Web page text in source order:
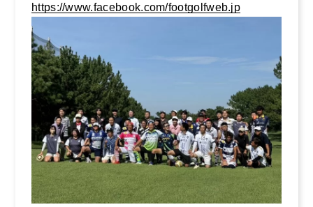
https://www.facebook.com/footgolfweb.jp